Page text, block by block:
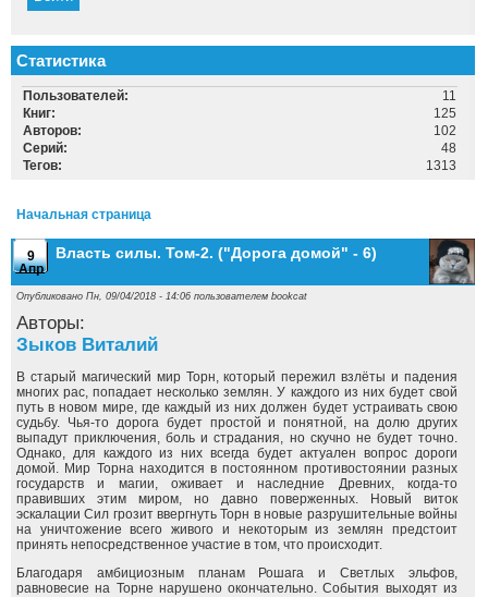
Статистика
Пользователей:
11
Книг:
125
Авторов:
102
Серий:
48
Тегов:
1313
Начальная страница
9
Апр
Власть силы. Том-2. ("Дорога домой" - 6)
Опубликовано Пн, 09/04/2018 - 14:06 пользователем bookcat
Авторы:
Зыков Виталий
В старый магический мир Торн, который пережил взлёты и падения
многих рас, попадает несколько землян. У каждого из них будет свой
путь в новом мире, где каждый из них должен будет устраивать свою
судьбу. Чья-то дорога будет простой и понятной, на долю других
выпадут приключения, боль и страдания, но скучно не будет точно.
Однако, для каждого из них всегда будет актуален вопрос дороги
домой. Мир Торна находится в постоянном противостоянии разных
государств и магии, оживает и наследние Древних, когда-то
правивших этим миром, но давно поверженных. Новый виток
эскалации Сил грозит ввергнуть Торн в новые разрушительные войны
на уничтожение всего живого и некоторым из землян предстоит
принять непосредственное участие в том, что происходит.
Благодаря амбициозным планам Рошага и Светлых эльфов,
равновесие на Торне нарушено окончательно. События выходят из